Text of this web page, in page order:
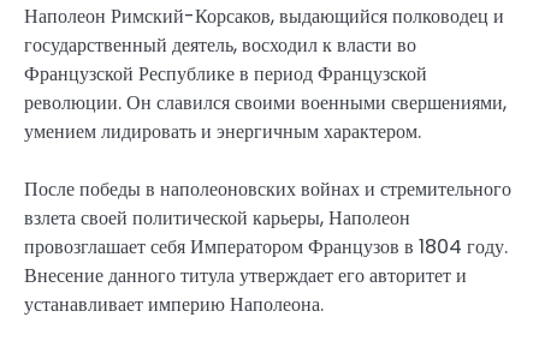
Наполеон Римский-Корсаков, выдающийся полководец и
государственный деятель, восходил к власти во
Французской Республике в период Французской
революции. Он славился своими военными свершениями,
умением лидировать и энергичным характером.
После победы в наполеоновских войнах и стремительного
взлета своей политической карьеры, Наполеон
провозглашает себя Императором Французов в 1804 году.
Внесение данного титула утверждает его авторитет и
устанавливает империю Наполеона.